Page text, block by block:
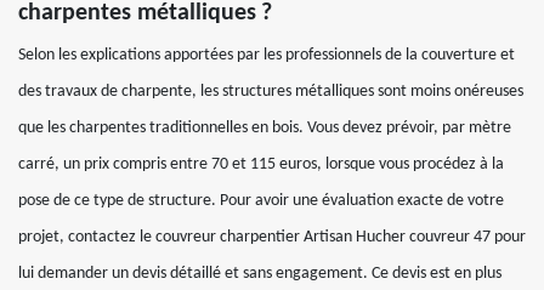
charpentes métalliques ?
Selon les explications apportées par les professionnels de la couverture et
des travaux de charpente, les structures métalliques sont moins onéreuses
que les charpentes traditionnelles en bois. Vous devez prévoir, par mètre
carré, un prix compris entre 70 et 115 euros, lorsque vous procédez à la
pose de ce type de structure. Pour avoir une évaluation exacte de votre
projet, contactez le couvreur charpentier Artisan Hucher couvreur 47 pour
lui demander un devis détaillé et sans engagement. Ce devis est en plus